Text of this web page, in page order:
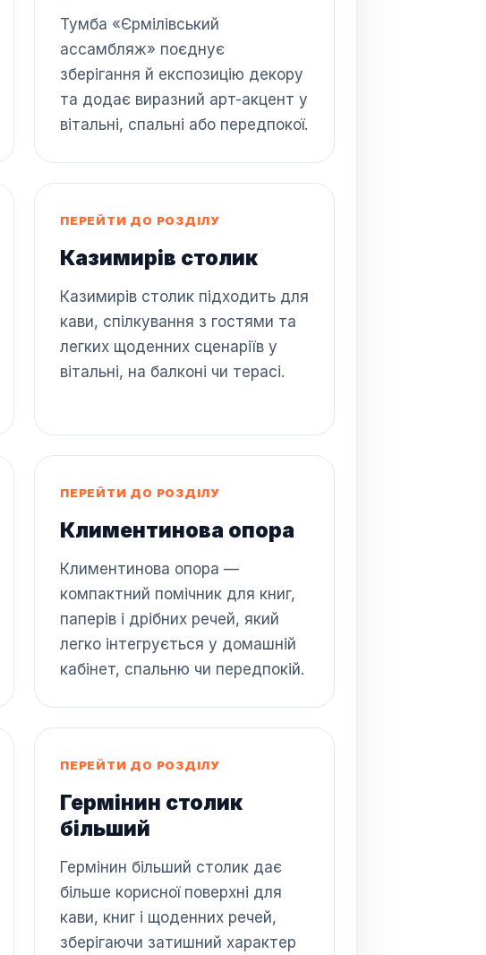
Тумба «Єрмілівський
ассамбляж» поєднує
зберігання й експозицію декору
та додає виразний арт-акцент у
вітальні, спальні або передпокої.
ПЕРЕЙТИ ДО РОЗДІЛУ
Казимирів столик
Казимирів столик підходить для
кави, спілкування з гостями та
легких щоденних сценаріїв у
вітальні, на балконі чи терасі.
ПЕРЕЙТИ ДО РОЗДІЛУ
Климентинова опора
Климентинова опора —
компактний помічник для книг,
паперів і дрібних речей, який
легко інтегрується у домашній
кабінет, спальню чи передпокій.
ПЕРЕЙТИ ДО РОЗДІЛУ
Гермінин столик
більший
Гермінин більший столик дає
більше корисної поверхні для
кави, книг і щоденних речей,
зберігаючи затишний характер